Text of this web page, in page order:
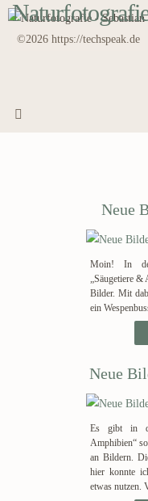
Zum
©2026 https://techspeak.de
Neue
Moin! In
„Säugetiere &
Bilder. Mit
ein
Neue
Es gibt in
Amphibien“
an Bildern.
hier konnte
etwas nutzen.